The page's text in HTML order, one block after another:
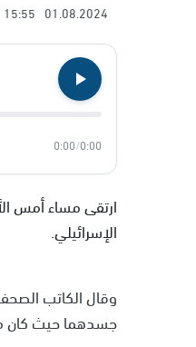
01.08.2024
15:55
0:00
/
0:00
ارتقى مساء أمس
الإسرائيلي.
وقال الكاتب
جسدهما حيث كان